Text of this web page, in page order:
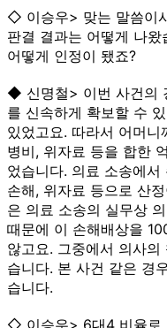
◇ 이승우> 맞는 말씀이
판결 결과는 어떻게 나
어떻게 인정이 됐죠?
◆ 신명철> 이번 사건의
를 신속하게 확보할 수
있었고요. 따라서 어머
병비, 위자료 등을 합한
었습니다. 의료 소송에
손해, 위자료 등으로 산
은 의료 소송의 실무상
때문에 이 손해배상을
않고요. 그중에서 의사
습니다. 본 사건 같은 경
습니다.
◇ 이승우> 6대4 비율로